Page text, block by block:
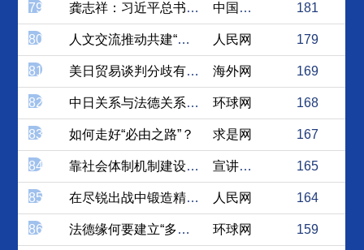
79 龚志祥：习近平总书记关于民... 中国社会科学网 181
80 人文交流推动共建“一带一路... 人民网 179
81 美日贸易谈判分歧有多大？协... 海外网 169
82 中日关系与法德关系比较 环球网 168
83 如何走好“必由之路”？ 求是网 167
84 靠社会体制机制建设保诚信海... 宣讲家网 165
85 在尽锐出战中锻造精兵强将 人民网 164
86 法德缘何要建立“多边主义联... 环球网 159